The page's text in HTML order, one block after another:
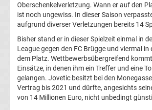
Internat.
UEFA
Youth
Oberschenkelverletzung. Wann er auf den
ist noch ungewiss. In dieser Saison
aufgrund diverser Verletzungen bereits 14
Bisher stand er in dieser Spielzeit einmal in
League gegen den FC Brügge und viermal in
dem Platz. Wettbewerbsübergreifend
Einsätze, in denen ihm ein Treffer und eine
gelangen. Jovetic besitzt bei den
Vertrag bis 2021 und dürfte, angesichts
von 14 Millionen Euro, nicht unbedingt